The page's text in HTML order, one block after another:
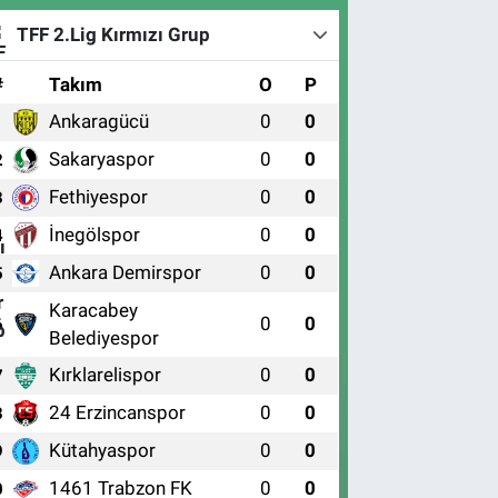
TFF 2.Lig Kırmızı Grup
Takım O P
Ankaragücü 0 0
Sakaryaspor 0 0
Fethiyespor 0 0
İnegölspor 0 0
Ankara Demirspor 0 0
Karacabey
Belediyespor
0 0
Kırklarelispor 0 0
24 Erzincanspor 0 0
Kütahyaspor 0 0
1461 Trabzon FK 0 0